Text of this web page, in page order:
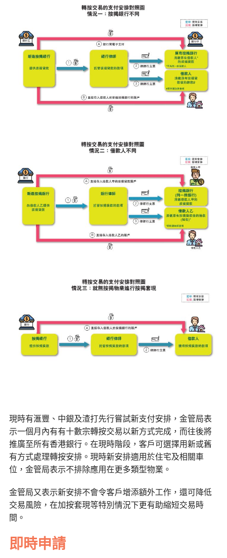
現時有滙豐、中銀及渣打先行嘗試新支付安排，金管局表
示一個月內有有十數宗轉按交易以新方式完成，而往後將
推廣至所有香港銀行。在現時階段，客戶可選擇用新或舊
有方式處理轉按安排。現時新安排適用於住宅及相關車
位，金管局表示不排除應用在更多類型物業。
金管局又表示新安排不會令客戶增添額外工作，還可降低
交易風險，在加按套現等特別情況下更有助縮短交易時
間。
即時申請